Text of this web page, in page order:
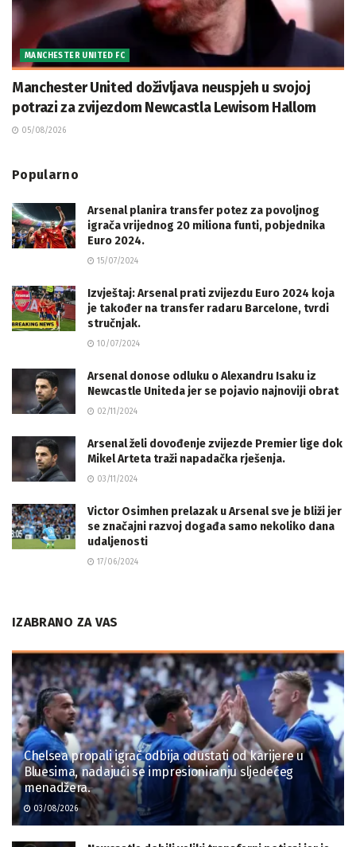
MANCHESTER UNITED FC
Manchester United doživljava neuspjeh u svojoj
potrazi za zvijezdom Newcastla Lewisom Hallom
05/08/2026
Popularno
Arsenal planira transfer potez za povoljnog
igrača vrijednog 20 miliona funti, pobjednika
Euro 2024.
15/07/2024
Izvještaj: Arsenal prati zvijezdu Euro 2024 koja
je također na transfer radaru Barcelone, tvrdi
stručnjak.
10/07/2024
Arsenal donose odluku o Alexandru Isaku iz
Newcastle Uniteda jer se pojavio najnoviji obrat
02/11/2024
Arsenal želi dovođenje zvijezde Premier lige dok
Mikel Arteta traži napadačka rješenja.
03/11/2024
Victor Osimhen prelazak u Arsenal sve je bliži jer
se značajni razvoj događa samo nekoliko dana
udaljenosti
17/06/2024
IZABRANO ZA VAS
Chelsea propali igrač odbija odustati od karijere u
Bluesima, nadajući se impresioniranju sljedećeg
menadžera.
03/08/2026